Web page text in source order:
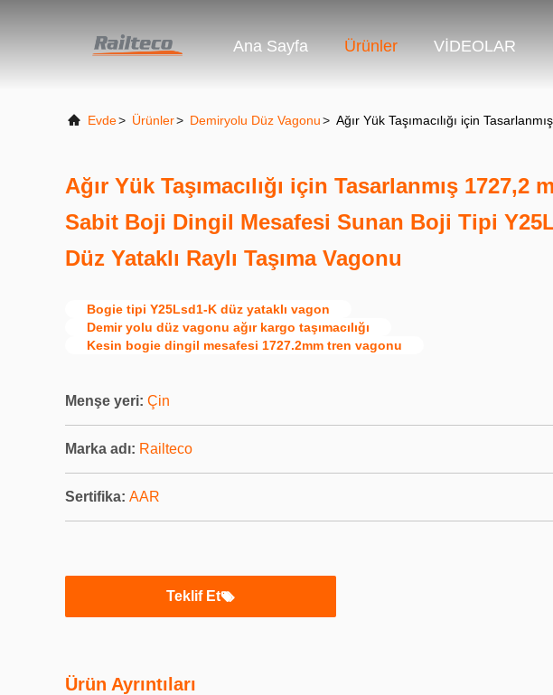
Ana Sayfa Ürünler VİDEOLAR
Evde> Ürünler> Demiryolu Düz Vagonu> Ağır Yük Taşımacılığı için
Ağır Yük Taşımacılığı için Tasarlanmış 1727,2
Sabit Boji Dingil Mesafesi Sunan Boji Tipi
Düz Yataklı Raylı Taşıma Vagonu
Bogie tipi Y25Lsd1-K düz yataklı vagon
Demir yolu düz vagonu ağır kargo taşımacılığı
Kesin bogie dingil mesafesi 1727.2mm tren vagonu
Menşe yeri: Çin
Marka adı: Railteco
Sertifika: AAR
Teklif Et
Ürün Ayrıntıları